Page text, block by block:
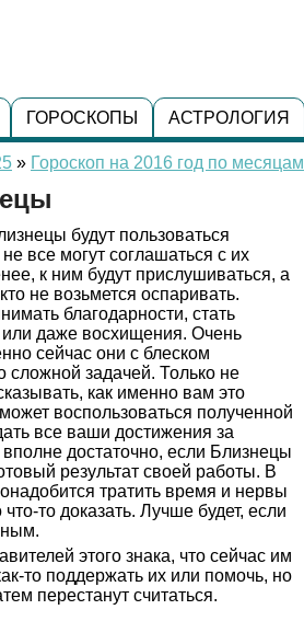
ГОРОСКОПЫ АСТРОЛОГИЯ
» Гороскоп на 2016 год по месяцам
будут пользоваться
все могут соглашаться с их
к ним будут прислушиваться, а
не возьмется оспаривать.
благодарности, стать
даже восхищения. Очень
сейчас они с блеском
сложной задачей. Только не
как именно вам это
воспользоваться полученной
все ваши достижения за
достаточно, если Близнецы
результат своей работы. В
тратить время и нервы
то доказать. Лучше будет, если
этого знака, что сейчас им
то поддержать их или помочь, но
перестанут считаться.